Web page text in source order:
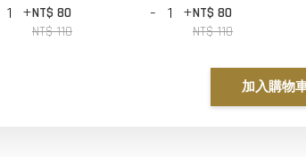
+NT$ 80
NT$ 110
- +NT$ 80
NT$ 110
加入購物